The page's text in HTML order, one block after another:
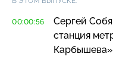
00:00:56
Сергей
станция